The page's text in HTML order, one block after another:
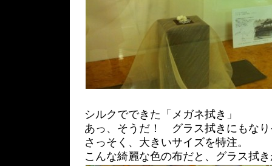
シルクでできた「メガネ拭き」
あっ、そうだ！ グラス拭きにもなり
さっそく、大きいサイズを特注。
こんな綺麗な色の布だと、グラス拭